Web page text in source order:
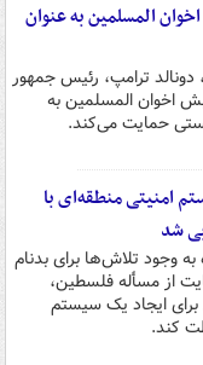
المسلمین به عنوان
دونالد ترامپ، رئیس جمهور
اخوان المسلمین به
حمایت می‌کند.
امنیتی منطقه‌ای با
شد
وجود تلاش‌ها برای بدنام
از مسأله فلسطین،
ایجاد یک سیستم
کند.